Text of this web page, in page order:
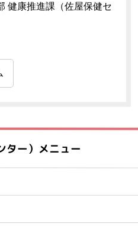
健康推進課（佐屋保健セ
ター）メニュー